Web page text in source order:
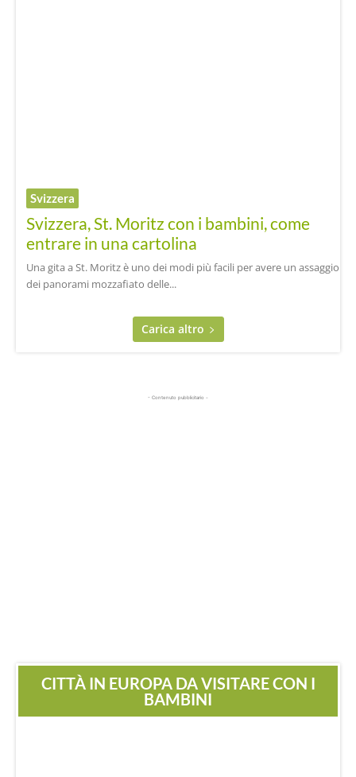
Svizzera
Svizzera, St. Moritz con i bambini, come
entrare in una cartolina
Una gita a St. Moritz è uno dei modi più facili per avere un assaggio
dei panorami mozzafiato delle...
Carica altro
- Contenuto pubblicitario -
CITTÀ IN EUROPA DA VISITARE CON I
BAMBINI